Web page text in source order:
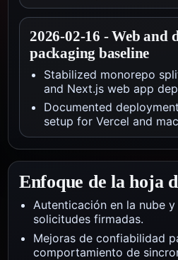
2026-02-16 -Web and
packaging baseline
Stabilized monorepo
and Next.js web app
Documented
setup for Vercel and
Enfoque de la hoja
Autenticación en la nube
solicitudes firmadas.
Mejoras de confiabilidad
comportamiento de